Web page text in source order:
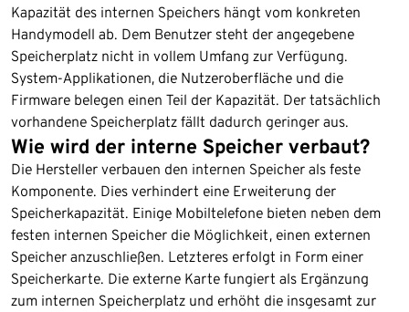
Kapazität des internen Speichers hängt vom konkreten
Handymodell ab. Dem Benutzer steht der angegebene
Speicherplatz nicht in vollem Umfang zur Verfügung.
System-Applikationen, die Nutzeroberfläche und die
Firmware belegen einen Teil der Kapazität. Der tatsächlich
vorhandene Speicherplatz fällt dadurch geringer aus.
Wie wird der interne Speicher verbaut?
Die Hersteller verbauen den internen Speicher als feste
Komponente. Dies verhindert eine Erweiterung der
Speicherkapazität. Einige Mobiltelefone bieten neben dem
festen internen Speicher die Möglichkeit, einen externen
Speicher anzuschließen. Letzteres erfolgt in Form einer
Speicherkarte. Die externe Karte fungiert als Ergänzung
zum internen Speicherplatz und erhöht die insgesamt zur